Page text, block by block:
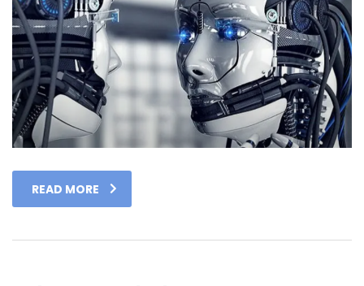
READ MORE